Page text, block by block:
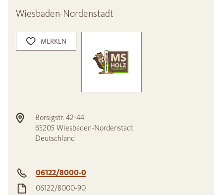
Wiesbaden-Nordenstadt
MERKEN
Borsigstr. 42-44
65205 Wiesbaden-Nordenstadt
Deutschland
06122/8000-0
06122/8000-90